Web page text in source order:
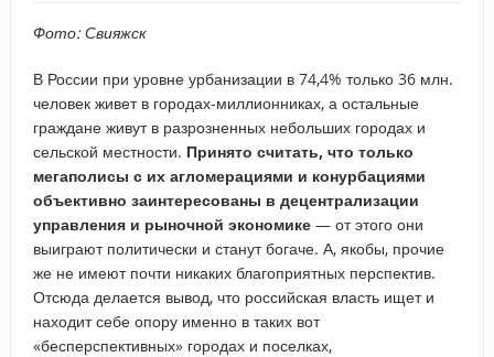
Фото: Свияжск
В России при уровне урбанизации в 74,4% только 36 млн.
человек живет в городах-миллионниках, а остальные
граждане живут в разрозненных небольших городах и
сельской местности. Принято считать, что только
мегаполисы с их агломерациями и конурбациями
объективно заинтересованы в децентрализации
управления и рыночной экономике— от этого они
выиграют политически и станут богаче. А, якобы, прочие
же не имеют почти никаких благоприятных перспектив.
Отсюда делается вывод, что российская власть ищет и
находит себе опору именно в таких вот
«бесперспективных» городах и поселках,